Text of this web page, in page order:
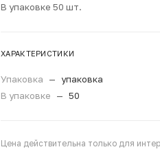
В упаковке 50 шт.
ХАРАКТЕРИСТИКИ
Упаковка —
упаковка
В упаковке
— 50
Цена действительна только для